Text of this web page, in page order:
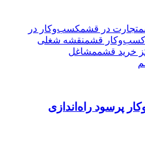
تجارت در قشمکسب‌وکار در
کسب‌وکار قشمنقشه شغلی
خرید قشممشاغل
پرسود راه‌اندازی